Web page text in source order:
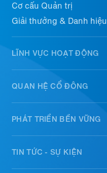
Cơ cấu Quản trị
Giải thưởng & Danh hiệu
LĨNH VỰC HOẠT ĐỘNG
QUAN HỆ CỔ ĐÔNG
PHÁT TRIỂN BỀN VỮNG
TIN TỨC - SỰ KIỆN